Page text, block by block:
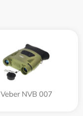
Veber NVB 007